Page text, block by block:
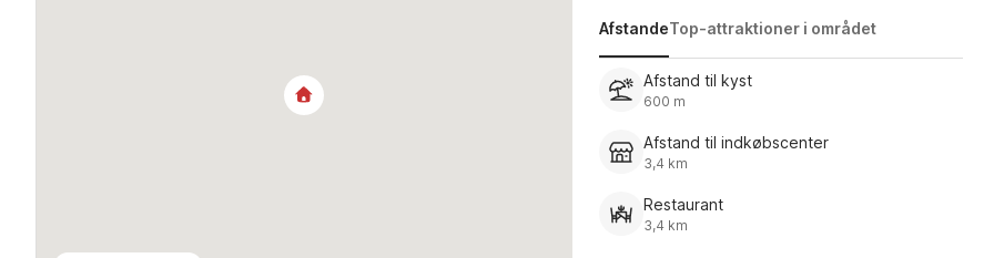
AfstandeTop-attraktioner i området
Afstand til kyst
600 m
Afstand til indkøbscenter
3,4 km
Restaurant
3,4 km